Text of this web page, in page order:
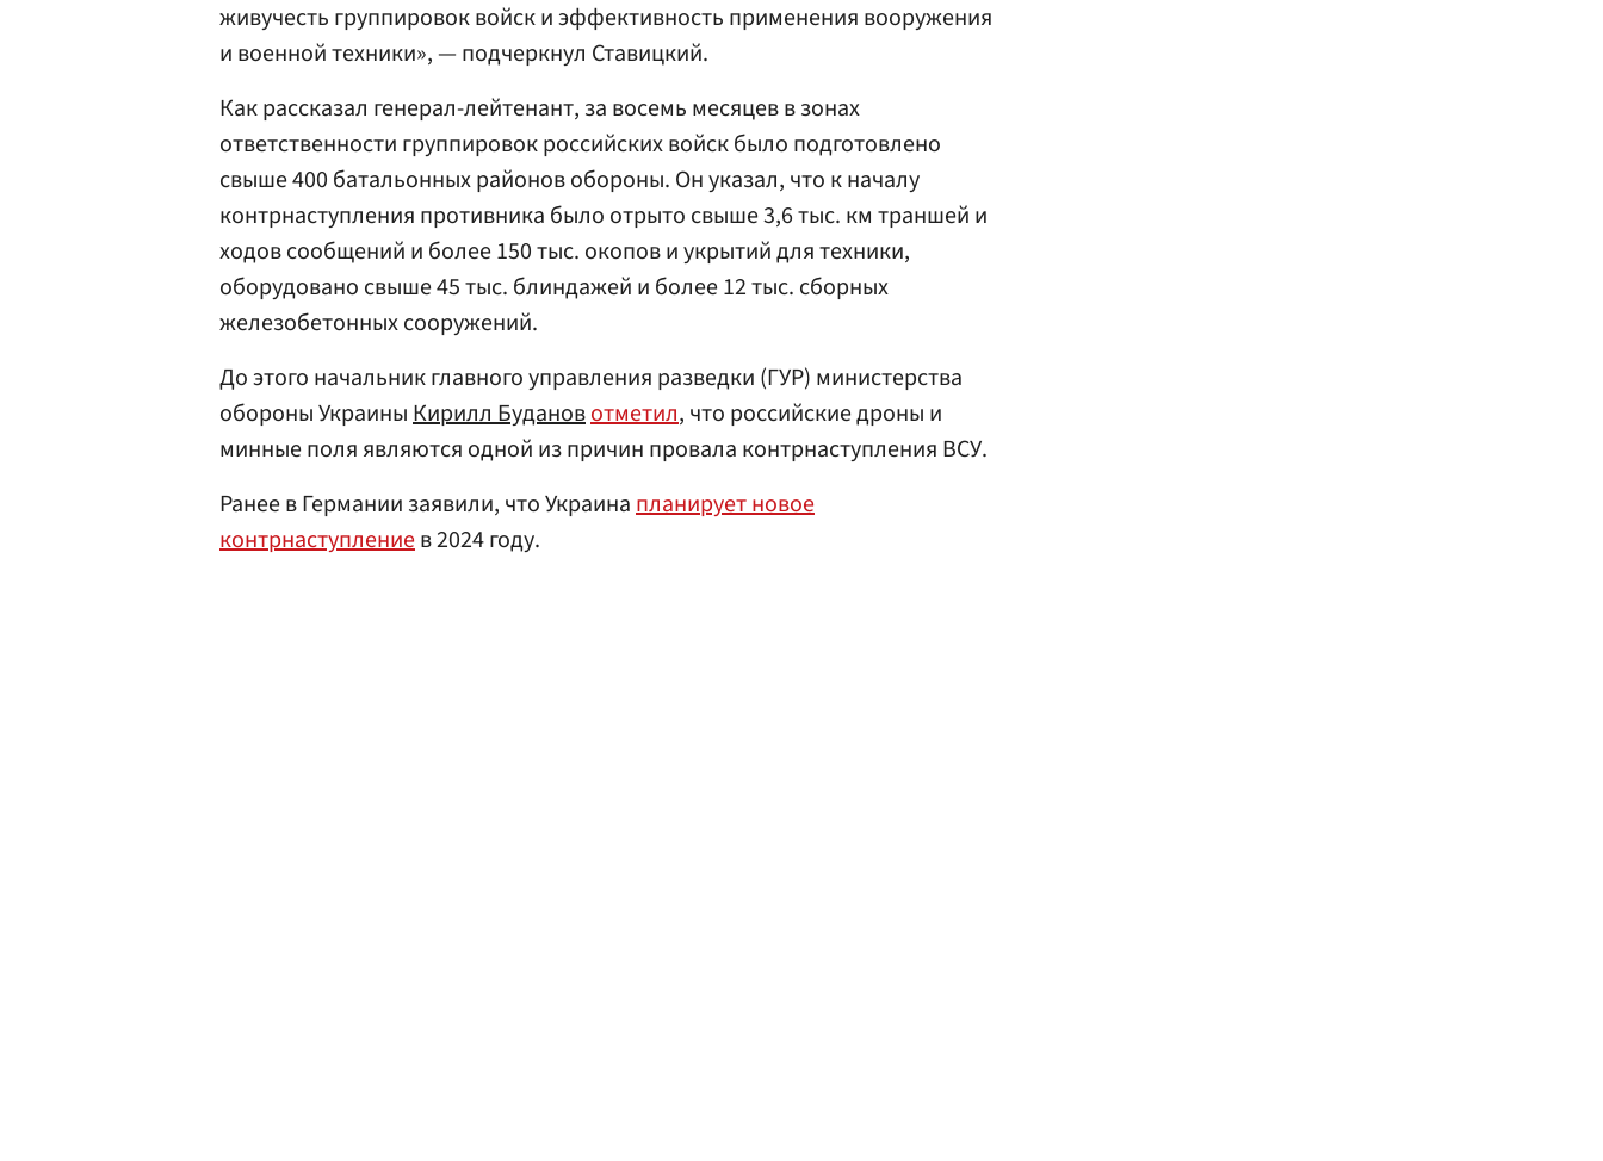
живучесть группировок войск и эффективность применения вооружения
и военной техники», — подчеркнул Ставицкий.
Как рассказал генерал-лейтенант, за восемь месяцев в зонах
ответственности группировок российских войск было подготовлено
свыше 400 батальонных районов обороны. Он указал, что к началу
контрнаступления противника было отрыто свыше 3,6 тыс. км траншей и
ходов сообщений и более 150 тыс. окопов и укрытий для техники,
оборудовано свыше 45 тыс. блиндажей и более 12 тыс. сборных
железобетонных сооружений.
До этого начальник главного управления разведки (ГУР) министерства
обороны УкраиныКирилл Будановотметил, что российские дроны и
минные поля являются одной из причин провала контрнаступления ВСУ.
Ранее в Германии заявили, что Украинапланирует новое
контрнаступлениев 2024 году.